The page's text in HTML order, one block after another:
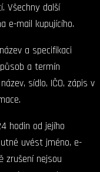
Všechny další
e-mail kupujícího.
a specifikaci
a termín
sídlo, IČO, zápis v
hodin od jejího
uvést jméno, e-
zrušení nejsou